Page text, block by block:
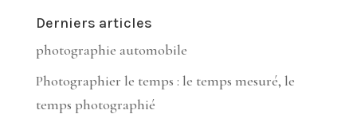
Derniers articles
photographie automobile
Photographier le temps : le temps mesuré, le
temps photographié